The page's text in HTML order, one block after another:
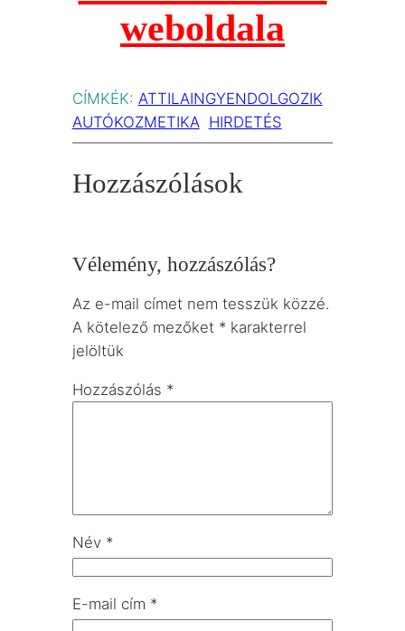
weboldala
CÍMKÉK: ATTILAINGYENDOLGOZIK
AUTÓKOZMETIKA HIRDETÉS
Hozzászólások
Vélemény, hozzászólás?
Az e-mail címet nem tesszük közzé.
A kötelező mezőket *karakterrel
jelöltük
Hozzászólás *
Név *
E-mail cím *